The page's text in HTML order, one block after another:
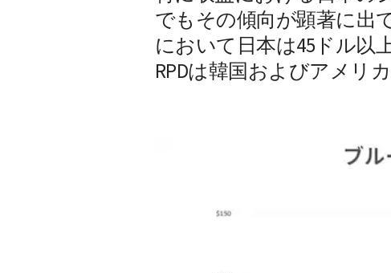
でもその傾向が顕著に出
において日本は45ドル以
RPDは韓国およびアメリ